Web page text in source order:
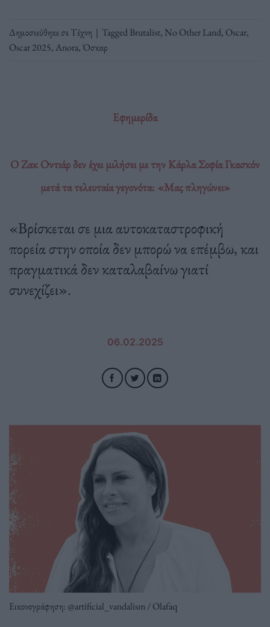
Δημοσιεύθηκε σεΤέχνη | TaggedBrutalist, No Other Land, Oscar,
Oscar 2025,Αnora,Όσκαρ
Εφημερίδα
Ο Ζακ Οντιάρ δεν έχει μιλήσει με την Κάρλα Σοφία Γκασκόν
μετά τα τελευταία γεγονότα: «Μας πληγώνει»
«Βρίσκεται σε μια αυτοκαταστροφική
πορεία στην οποία δεν μπορώ να επέμβω, και
πραγματικά δεν καταλαβαίνω γιατί
συνεχίζει».
06.02.2025
Εικονογράφηση: @artificial_vandalism / Olafaq